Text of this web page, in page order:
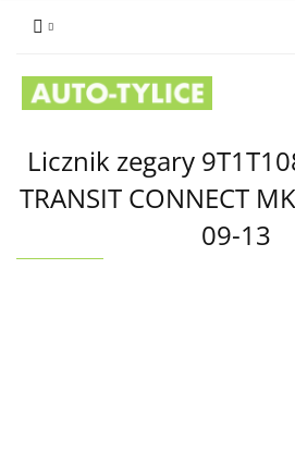
Licznik zegary
TRANSIT CONNECT
09-13